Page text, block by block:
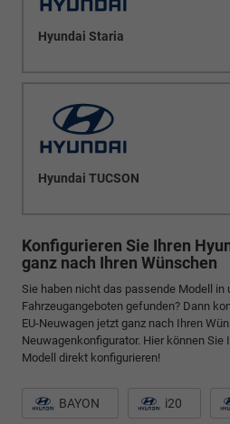
Hyundai Staria
Hyundai TUCSON
Konfigurieren Sie Ihren
ganz nach Ihren Wünschen
Sie haben nicht das passende Modell in
Fahrzeugangeboten gefunden? Dann
EU-Neuwagen jetzt ganz nach Ihren
Neuwagenkonfigurator. Hier können Sie
Modell direkt konfigurieren!
BAYON i20